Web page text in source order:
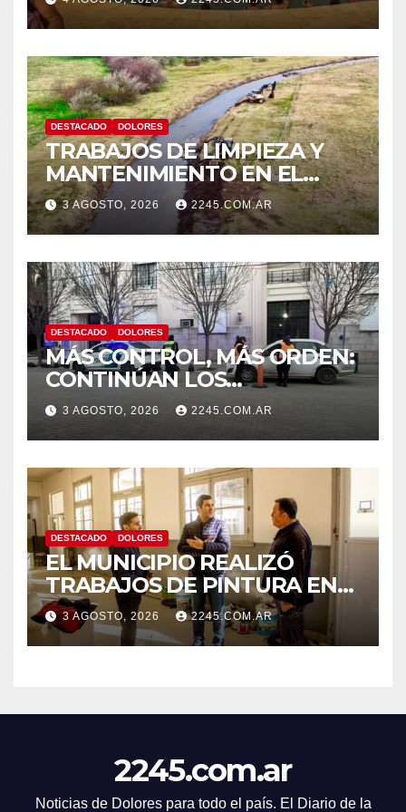
EN EL PARQUE TERMAL DE
DOLORES
DESTACADO DOLORES
TRABAJOS DE LIMPIEZA Y
MANTENIMIENTO EN EL
CANAL LA PICASA
3 AGOSTO, 2026 2245.COM.AR
DESTACADO DOLORES
MÁS CONTROL, MÁS ORDEN:
CONTINÚAN LOS
OPERATIVOS PREVENTIVOS
DE TRÁNSITO EN DOLORES
3 AGOSTO, 2026 2245.COM.AR
DESTACADO DOLORES
EL MUNICIPIO REALIZÓ
TRABAJOS DE PINTURA EN
LA ESCUELA N.º 10
3 AGOSTO, 2026 2245.COM.AR
2245.com.ar
Noticias de Dolores para todo el país. El Diario de la